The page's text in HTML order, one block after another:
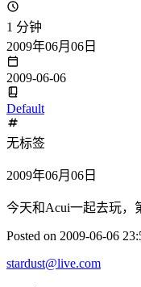
1 分钟
2009年06月06日
2009-06-06
Default
无标签
2009年06月06日
今天和Acui一起去玩
Posted on 2009-06-06
stardust@live.com